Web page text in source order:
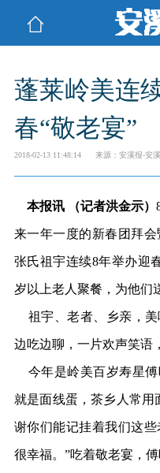
蓬莱岭美连
春“敬老宴”
2018-02-13 11:48:14 来源：安溪报-安
本报讯 （记者洪金示）
来一年一度的新春团拜
张氏祖宇连续8年举办迎
岁以上老人聚餐，为他们
祖宇、老者、乡亲，
边吃边聊，一片欢声笑语
今年是岭美百岁寿星傅
就是面线蛋，茶乡人常用
谢你们能记挂着我们这
很幸福。”吃着敬老宴，傅